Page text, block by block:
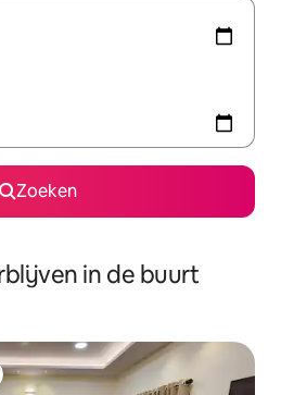
Zoeken
in de buurt